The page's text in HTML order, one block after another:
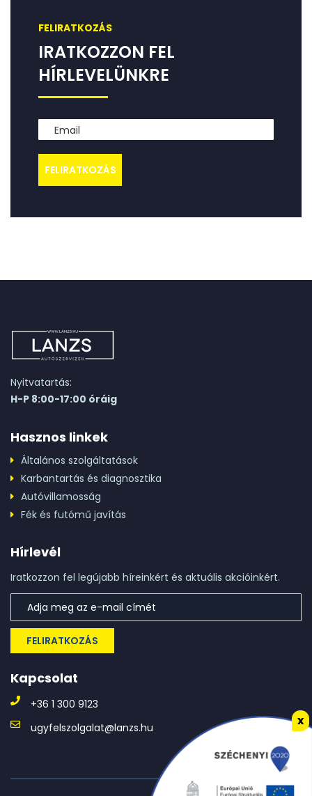
FELIRATKOZÁS
IRATKOZZON FEL
HÍRLEVELÜNKRE
Nyitvatartás:
H-P 8:00-17:00 óráig
Hasznos linkek
Általános szolgáltatások
Karbantartás és diagnosztika
Autóvillamosság
Fék és futómű javítás
Hírlevél
Iratkozzon fel legújabb híreinkért és aktuális akcióinkért.
FELIRATKOZÁS
Kapcsolat
+36 1 300 9123
ugyfelszolgalat@lanzs.hu
x